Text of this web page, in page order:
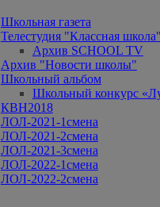
Школьная газета
Телестудия "Классная школа"
Архив SCHOOL TV
Архив "Новости школы"
Школьный альбом
Школьный конкурс
КВН2018
ЛОЛ-2021-1смена
ЛОЛ-2021-2смена
ЛОЛ-2021-3смена
ЛОЛ-2022-1смена
ЛОЛ-2022-2смена